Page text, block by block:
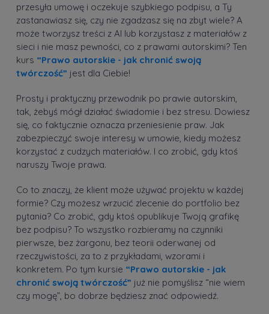
przesyła umowę i oczekuje szybkiego podpisu, a Ty
zastanawiasz się, czy nie zgadzasz się na zbyt wiele? A
może tworzysz treści z AI lub korzystasz z materiałów z
sieci i nie masz pewności, co z prawami autorskimi? Ten
kurs “Prawo autorskie - jak chronić swoją
twórczość” jest dla Ciebie!
Prosty i praktyczny przewodnik po prawie autorskim,
tak, żebyś mógł działać świadomie i bez stresu. Dowiesz
się, co faktycznie oznacza przeniesienie praw. Jak
zabezpieczyć swoje interesy w umowie, kiedy możesz
korzystać z cudzych materiałów. I co zrobić, gdy ktoś
naruszy Twoje prawa.
Co to znaczy, że klient może używać projektu w każdej
formie? Czy możesz wrzucić zlecenie do portfolio bez
pytania? Co zrobić, gdy ktoś opublikuje Twoją grafikę
bez podpisu? To wszystko rozbieramy na czynniki
pierwsze, bez żargonu, bez teorii oderwanej od
rzeczywistości, za to z przykładami, wzorami i
konkretem. Po tym kursie “Prawo autorskie - jak
chronić swoją twórczość” już nie pomyślisz “nie wiem
czy mogę”, bo dobrze będziesz znać odpowiedź.